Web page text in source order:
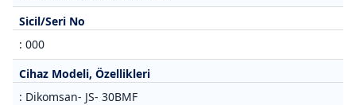
Sicil/Seri No
: 000
Cihaz Modeli, Özellikleri
: Dikomsan- JS- 30BMF